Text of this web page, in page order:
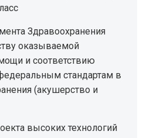
Здравоохранения
оказываемой
и соответствию
стандартам в
(акушерство и
высоких технологий